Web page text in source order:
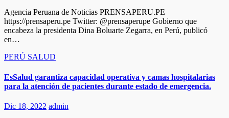
Agencia Peruana de Noticias PRENSAPERU.PE
https://prensaperu.pe Twitter: @prensaperupe Gobierno que
encabeza la presidenta Dina Boluarte Zegarra, en Perú, publicó
en…
PERÚ SALUD
EsSalud garantiza capacidad operativa y camas hospitalarias
para la atención de pacientes durante estado de emergencia.
Dic 18, 2022 admin